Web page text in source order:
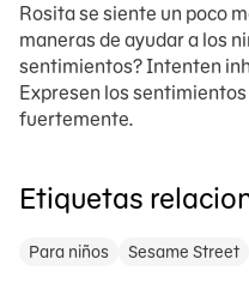
Rosita se siente un poco
maneras de ayudar a los
sentimientos? Intenten
Expresen los
fuertemente.
Etiquetas
Para niños Sesame Street